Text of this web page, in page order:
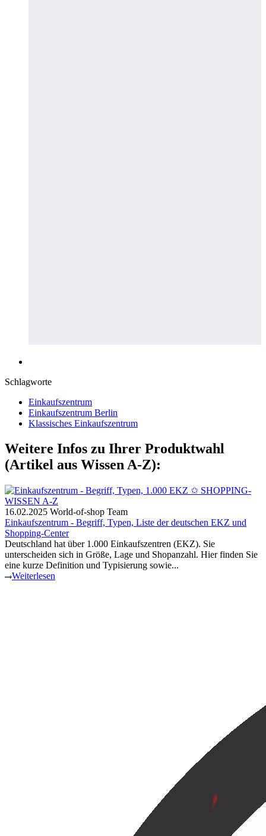
Schlagworte
Einkaufszentrum
Einkaufszentrum Berlin
Klassisches Einkaufszentrum
Weitere Infos zu Ihrer Produktwahl
(Artikel aus Wissen A-Z):
16.02.2025 World-of-shop Team
Einkaufszentrum - Begriff, Typen, Liste der deutschen EKZ und
Shopping-Center
Deutschland hat über 1.000 Einkaufszentren (EKZ). Sie
unterscheiden sich in Größe, Lage und Shopanzahl. Hier finden Sie
eine kurze Definition und Typisierung sowie...
Weiterlesen